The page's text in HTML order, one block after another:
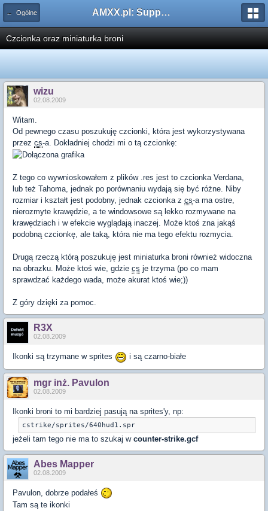
← Ogólne AMXX.pl: Support AMX Mod X i SourceMod
Czcionka oraz miniaturka broni
wizu
02.08.2009
Witam.
Od pewnego czasu poszukuję czcionki, która jest wykorzystywana
przez cs-a. Dokładniej chodzi mi o tą czcionkę:
Z tego co wywnioskowałem z plików .res jest to czcionka Verdana,
lub też Tahoma, jednak po porównaniu wydają się być różne. Niby
rozmiar i kształt jest podobny, jednak czcionka z cs-a ma ostre,
nierozmyte krawędzie, a te windowsowe są lekko rozmywane na
krawędziach i w efekcie wyglądają inaczej. Może ktoś zna jakąś
podobną czcionkę, ale taką, która nie ma tego efektu rozmycia.
Drugą rzeczą którą poszukuję jest miniaturka broni również widoczna
na obrazku. Może ktoś wie, gdzie cs je trzyma (po co mam
sprawdzać każdego wada, może akurat ktoś wie;))
Z góry dzięki za pomoc.
R3X
02.08.2009
Ikonki są trzymane w sprites i są czarno-białe
mgr inż. Pavulon
02.08.2009
Ikonki broni to mi bardziej pasują na sprites'y, np:
cstrike/sprites/640hud1.spr
jeżeli tam tego nie ma to szukaj w counter-strike.gcf
Abes Mapper
02.08.2009
Pavulon, dobrze podałeś
Tam są te ikonki